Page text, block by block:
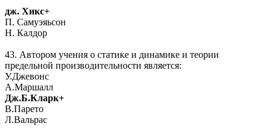
дж. Хикс+
П. Самуэяьсон
Н. Калдор
43. Автором учения о статике и динамике и теории
предельной производительности является:
У.Джевонс
А.Маршалл
Дж.Б.Кларк+
В.Парето
Л.Вальрас